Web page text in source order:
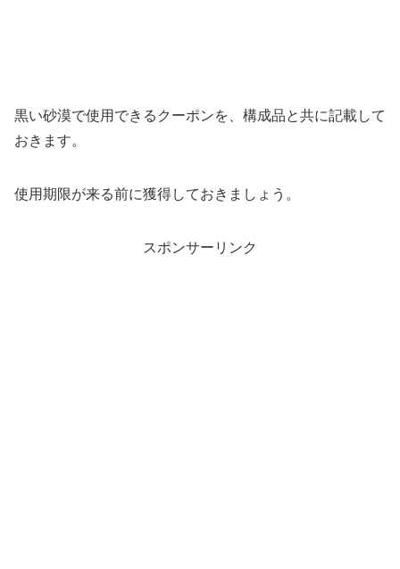
黒い砂漠で使用できるクーポンを、構成品と共に記載して
おきます。
使用期限が来る前に獲得しておきましょう。
スポンサーリンク